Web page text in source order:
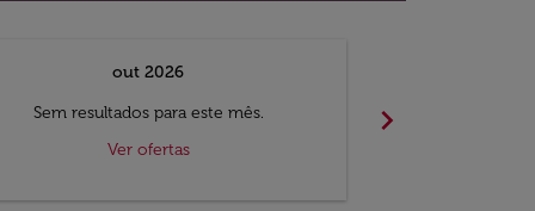
out 2026
Sem resultados para este mês.
Ver ofertas
chevron_right